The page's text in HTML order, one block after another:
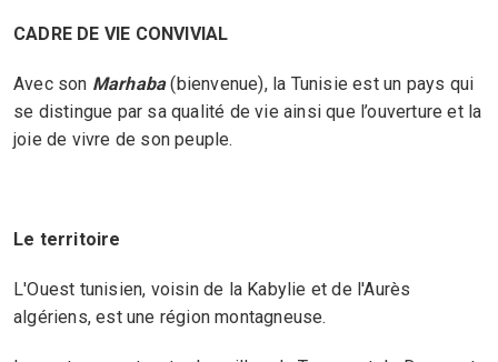
CADRE DE VIE CONVIVIAL
Avec son Marhaba (bienvenue), la Tunisie est un pays qui
se distingue par sa qualité de vie ainsi que l’ouverture et la
joie de vivre de son peuple.
Le territoire
L'Ouest tunisien, voisin de la Kabylie et de l'Aurès
algériens, est une région montagneuse.